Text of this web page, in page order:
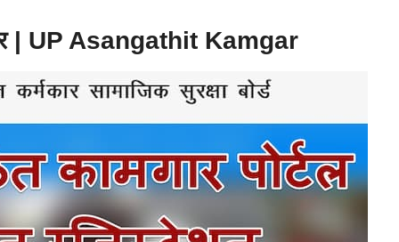
| UP Asangathit Kamgar